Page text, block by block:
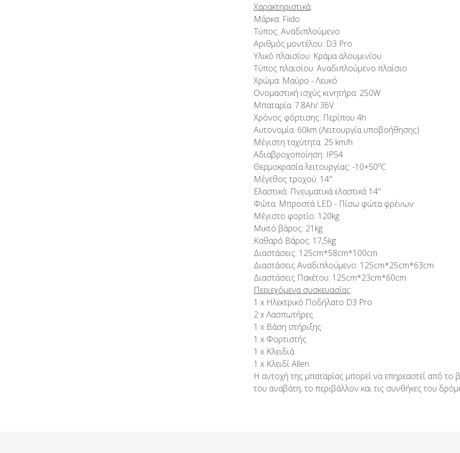
Χαρακτηριστικά:
Μάρκα: Fiido
Τύπος: Αναδιπλούμενο
Αριθμός μοντέλου: D3 Pro
Υλικό πλαισίου: Κράμα αλουμινίου
Τύπος πλαισίου: Αναδιπλούμενο πλαίσιο
Χρώμα: Μαύρο - Λευκό
Ονομαστική ισχύς κινητήρα: 250W
Μπαταρία: 7.8Ah/ 36V
Χρόνος φόρτισης: Περίπου 4h
Αυτονομία: 60km (Λειτουργία υποβοήθησης)
Μέγιστη ταχύτητα: 25 km/h
Αδιαβροχοποίηση: IP54
Θερμοκρασία λειτουργίας: -10+50οC
Μέγεθος τροχού: 14"
Ελαστικά: Πνευματικά ελαστικά 14"
Φώτα: Μπροστά LED - Πίσω φώτα φρένων
Μέγιστο φορτίο: 120kg
Μικτό βάρος: 21kg
Καθαρό Βάρος: 17,5kg
Διαστάσεις: 125cm*58cm*100cm
Διαστάσεις Αναδιπλούμενο: 125cm*25cm*63cm
Διαστάσεις Πακέτου: 125cm*23cm*60cm
Περιεχόμενα συσκευασίας:
1 x Ηλεκτρικό Ποδήλατο D3 Pro
2 x Λασπωτήρες
1 x Βάση στήριξης
1 x Φορτιστής
1 x Κλειδιά
1 x Κλειδί Allen
Η αντοχή της μπαταρίας μπορεί να επηρεαστεί από το
του αναβάτη, το περιβάλλον και τις συνθήκες του